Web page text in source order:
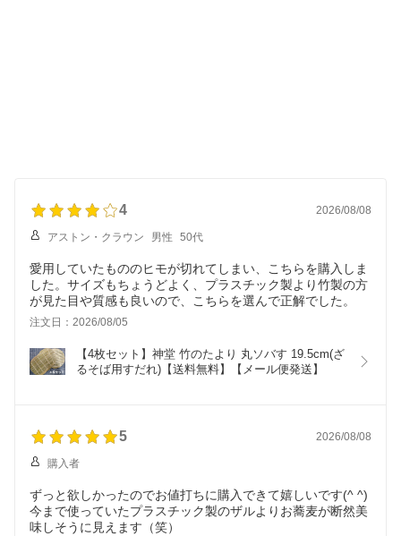
4 2026/08/08
アストン・クラウン 男性 50代
愛用していたもののヒモが切れてしまい、こちらを購入しま
した。サイズもちょうどよく、プラスチック製より竹製の方
が見た目や質感も良いので、こちらを選んで正解でした。
注文日：2026/08/05
【4枚セット】神堂 竹のたより 丸ソバす 19.5cm(ざ
るそば用すだれ)【送料無料】【メール便発送】
5 2026/08/08
購入者
ずっと欲しかったのでお値打ちに購入できて嬉しいです(^ ^)
今まで使っていたプラスチック製のザルよりお蕎麦が断然美
味しそうに見えます（笑）